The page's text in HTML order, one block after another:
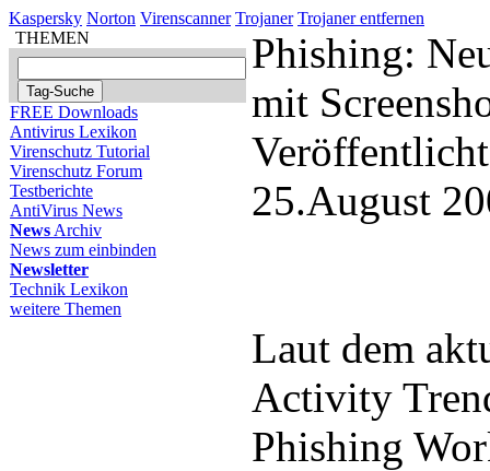
Kaspersky Norton Virenscanner Trojaner Trojaner entfernen
THEMEN
FREE Downloads
Antivirus Lexikon
Virenschutz Tutorial
Virenschutz Forum
Testberichte
AntiVirus News
News Archiv
News zum einbinden
Newsletter
Technik Lexikon
weitere Themen
Phishing:
mit
25.August
Laut dem
Activity
Phishing